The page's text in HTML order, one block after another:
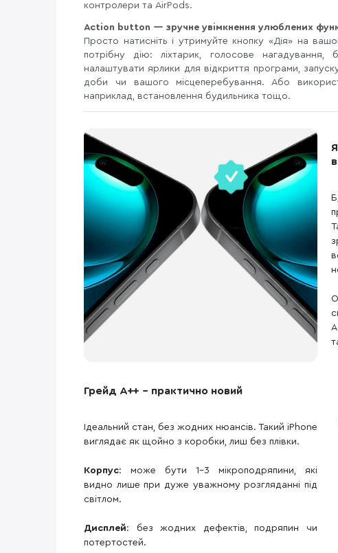
контролери та AirPods.
Action button — зручне увімкнення улюблених
Просто натисніть і утримуйте кнопку «Дія» на
потрібну дію: ліхтарик, голосове
налаштувати ярлики для відкриття програми,
доби чи вашого місцеперебування. Або
наприклад, встановлення будильника тощо.
Грейд A++ – практично новий
Ідеальний стан, без жодних нюансів. Такий iPhone
виглядає як щойно з коробки, лиш без плівки.
Корпус: може бути 1–3 мікроподряпини, які
видно лише при дуже уважному розгляданні під
світлом.
Дисплей: без жодних дефектів, подряпин чи
потертостей.